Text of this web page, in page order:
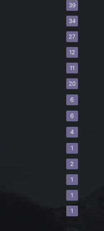
39
34
27
12
11
20
6
6
4
1
2
1
1
1